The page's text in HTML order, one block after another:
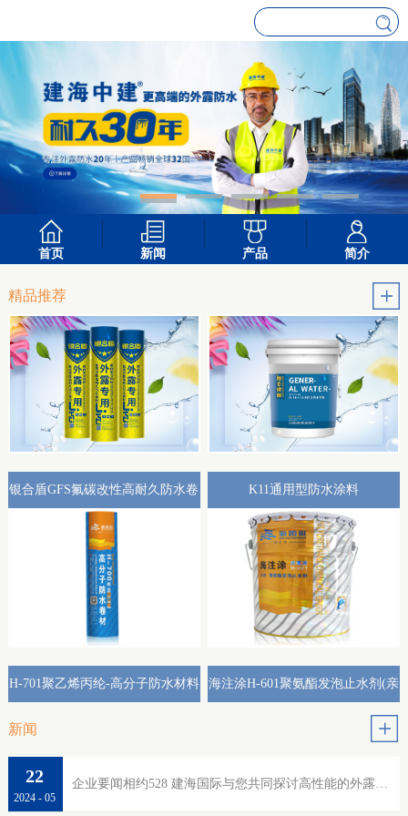
首页 新闻 产品 简介
精品推荐
银合盾GFS氟碳改性高耐久防水卷
材外露专用(热熔型)
K11通用型防水涂料
H-701聚乙烯丙纶-高分子防水材料 海注涂H-601聚氨酯发泡止水剂(亲
新闻
企业要闻相约528 建海国际与您共同探讨高性能的外露防水
2024 - 05
22